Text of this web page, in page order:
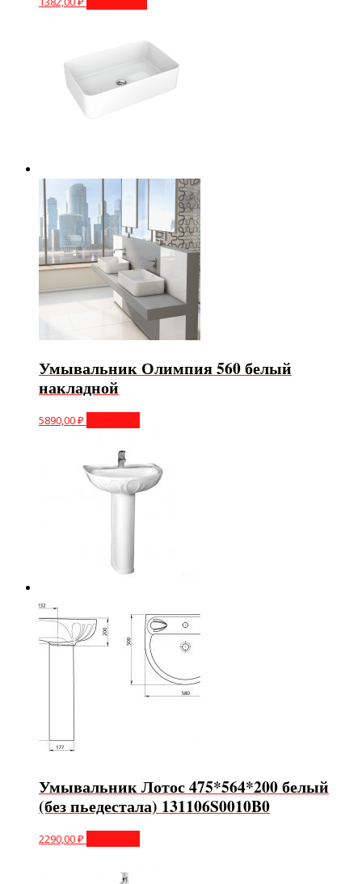
Умывальник Олимпия 560 белый
накладной
5890,00₽
Умывальник Лотос 475*564*200 белый
(без пьедестала) 131106S0010B0
2290,00₽